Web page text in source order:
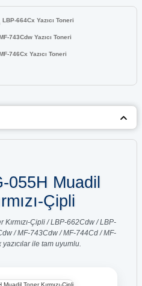
LBP-664Cx Yazıcı Toneri
743Cdw Yazıcı Toneri
746Cx Yazıcı Toneri
055H Muadil
Çipli
Çipli / LBP-662Cdw / LBP-
/ MF-743Cdw / MF-744Cd / MF-
ile tam uyumlu.